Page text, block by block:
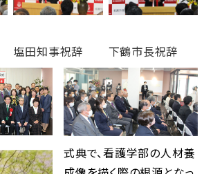
塩田知事祝辞 下鶴市長祝辞
式典で、看護学部の人材養